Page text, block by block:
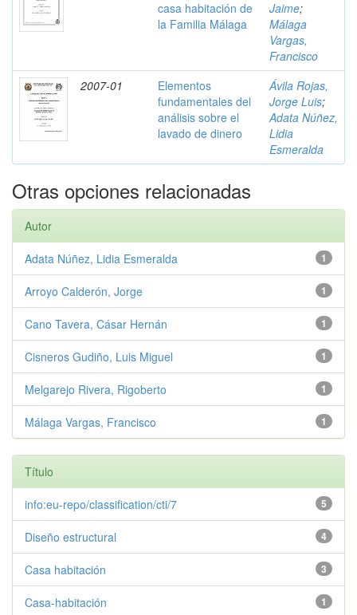
casa habitación de
la Familia Málaga
Jaime;
Málaga
Vargas,
Francisco
2007-01
Elementos
fundamentales del
análisis sobre el
lavado de dinero
Ávila Rojas,
Jorge Luis;
Adata Núñez,
Lidia
Esmeralda
Otras opciones relacionadas
Autor
1
Adata Núñez, Lidia Esmeralda
1
Arroyo Calderón, Jorge
1
Cano Tavera, Cásar Hernán
1
Cisneros Gudiño, Luis Miguel
1
Melgarejo Rivera, Rigoberto
1
Málaga Vargas, Francisco
Título
5
info:eu-repo/classification/cti/7
4
Diseño estructural
3
Casa habitación
1
Casa-habitación